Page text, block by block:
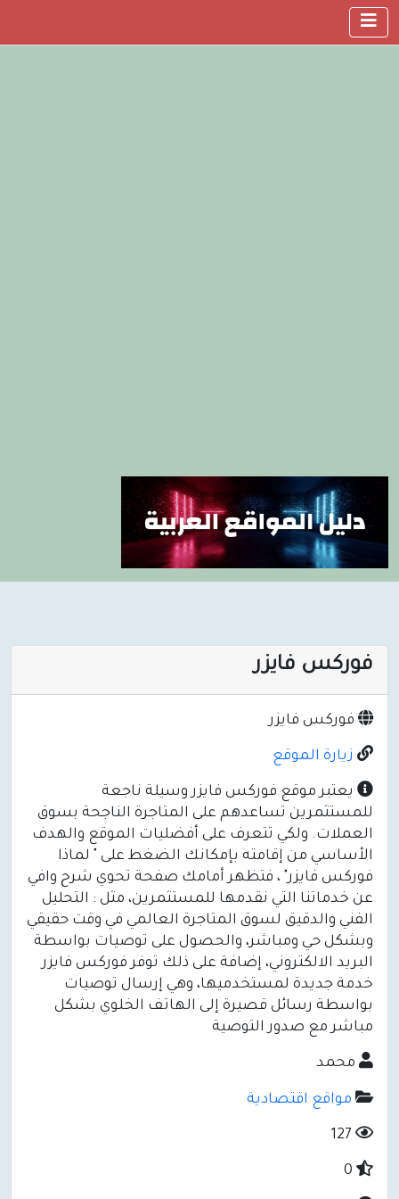
فوركس فايزر
فوركس فايزر
زيارة الموقع
يعتبر موقع فوركس فايزر وسيلة ناجعة
للمستثمرين تساعدهم على المتاجرة الناجحة بسوق
العملات. ولكي تتعرف على أفضليات الموقع والهدف
الأساسي من إقامته بإمكانك الضغط على " لماذا
فوركس فايزر" ، فتظهر أمامك صفحة تحوي شرح وافي
عن خدماتنا التي نقدمها للمستثمرين، مثل : التحليل
الفني والدقيق لسوق المتاجرة العالمي في وقت حقيقي
وبشكل حي ومباشر، والحصول على توصيات بواسطة
البريد الالكتروني، إضافة على ذلك توفر فوركس فايزر
خدمة جديدة لمستخدميها، وهي إرسال توصيات
بواسطة رسائل قصيرة إلى الهاتف الخلوي بشكل
مباشر مع صدور التوصية
محمد
مواقع اقتصادية